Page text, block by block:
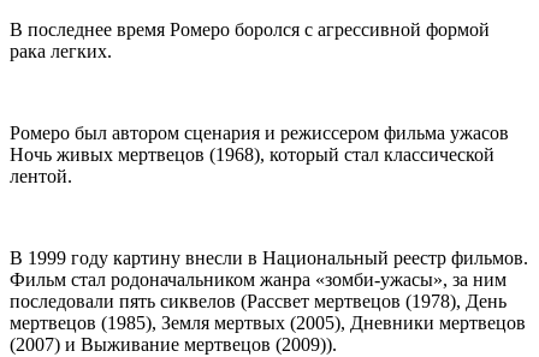
В последнее время Ромеро боролся с агрессивной формой
рака легких.
Ромеро был автором сценария и режиссером фильма ужасов
Ночь живых мертвецов (1968), который стал классической
лентой.
В 1999 году картину внесли в Национальный реестр фильмов.
Фильм стал родоначальником жанра «зомби-ужасы», за ним
последовали пять сиквелов (Рассвет мертвецов (1978), День
мертвецов (1985), Земля мертвых (2005), Дневники мертвецов
(2007) и Выживание мертвецов (2009)).